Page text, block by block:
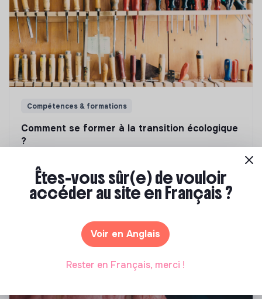
Compétences & formations
Comment se former à la transition écologique
?
Marianne Roussel
Êtes-vous sûr(e) de vouloir
accéder au site en Français ?
Voir en Anglais
Rester en Français, merci !